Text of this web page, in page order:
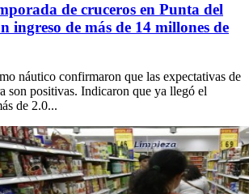
de cruceros en Punta del
ingreso de más de 14 millones de
náutico confirmaron que las expectativas de
son positivas. Indicaron que ya llegó el
de 2.0...